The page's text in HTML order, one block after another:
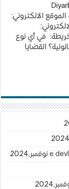
DİYARBAKIR رقم الهاتف: 0412 224 44 41 الموقع الالكتروني:
في أي نوع
القضايا